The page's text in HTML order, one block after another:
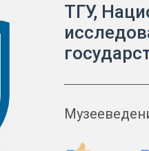
ТГУ,